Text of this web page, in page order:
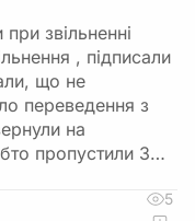
звільненні
, підписали
що не
переведення з
на
пропустили 3…
5